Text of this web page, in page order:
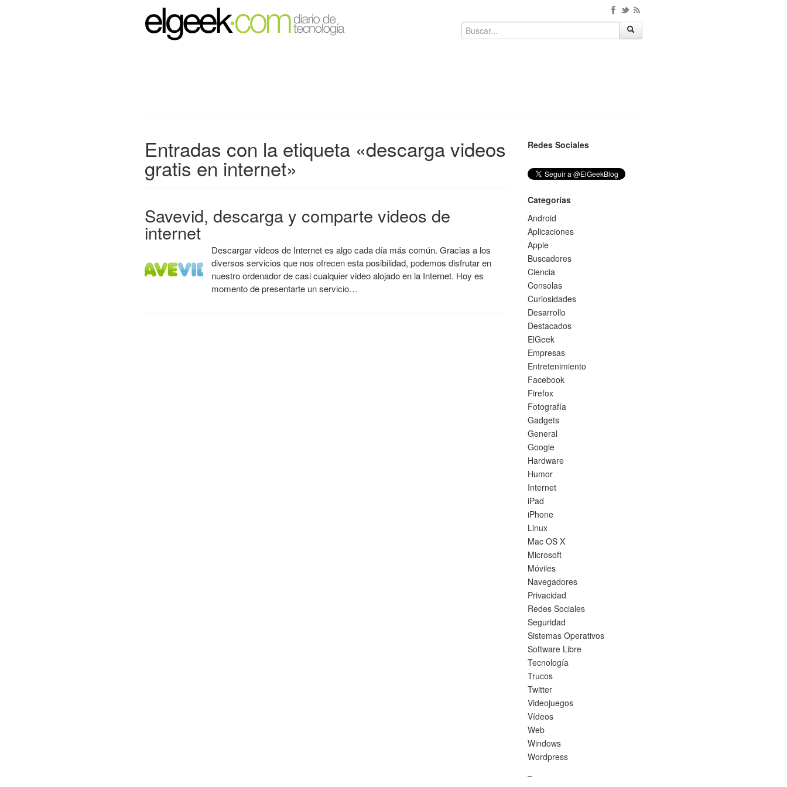
Entradas con la etiqueta «descarga videos
gratis en internet»
Savevid, descarga y comparte videos de
internet
Descargar videos de Internet es algo cada día más común. Gracias a los
diversos servicios que nos ofrecen esta posibilidad, podemos disfrutar en
nuestro ordenador de casi cualquier video alojado en la Internet. Hoy es
momento de presentarte un servicio…
Redes Sociales
Categorías
Android
Aplicaciones
Apple
Buscadores
Ciencia
Consolas
Curiosidades
Desarrollo
Destacados
ElGeek
Empresas
Entretenimiento
Facebook
Firefox
Fotografía
Gadgets
General
Google
Hardware
Humor
Internet
iPad
iPhone
Linux
Mac OS X
Microsoft
Móviles
Navegadores
Privacidad
Redes Sociales
Seguridad
Sistemas Operativos
Software Libre
Tecnología
Trucos
Twitter
Videojuegos
Vídeos
Web
Windows
Wordpress
–